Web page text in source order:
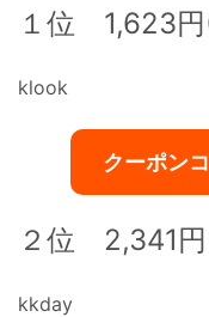
１位 1,623
klook
クーポン
２位 2,341
kkday